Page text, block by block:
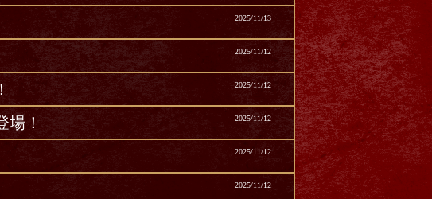
2025/11/13
2025/11/12
2025/11/12
場！ 2025/11/12
2025/11/12
2025/11/12